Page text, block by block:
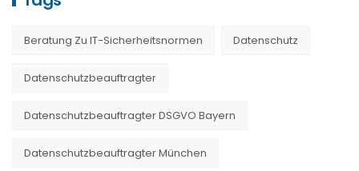
Beratung Zu IT-Sicherheitsnormen Datenschutz
Datenschutzbeauftragter
Datenschutzbeauftragter DSGVO Bayern
Datenschutzbeauftragter München